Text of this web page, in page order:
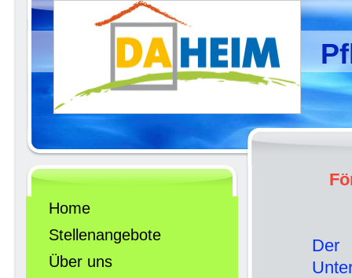
Der
Home
Stellenangebote
Über uns